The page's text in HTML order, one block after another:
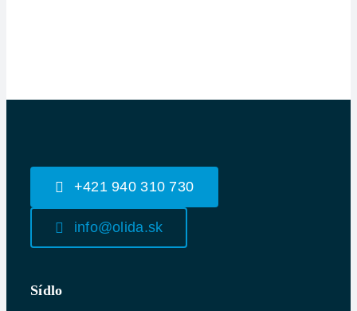
+421 940 310 730
info@olida.sk
Sídlo